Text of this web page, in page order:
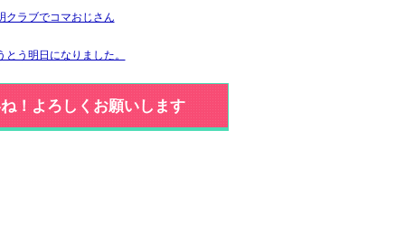
クラブでコマおじさん
とう明日になりました。
！よろしくお願いします